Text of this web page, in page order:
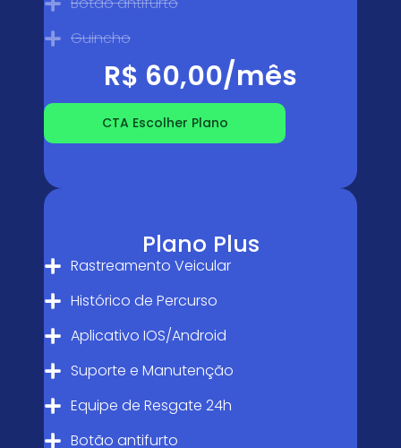
Guincho
R$ 60,00/mês
CTA Escolher Plano
Plano Plus
Rastreamento Veicular
Histórico de Percurso
Aplicativo IOS/Android
Suporte e Manutenção
Equipe de Resgate 24h
Botão antifurto